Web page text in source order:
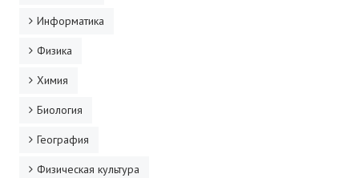
Информатика
Физика
Химия
Биология
География
Физическая культура